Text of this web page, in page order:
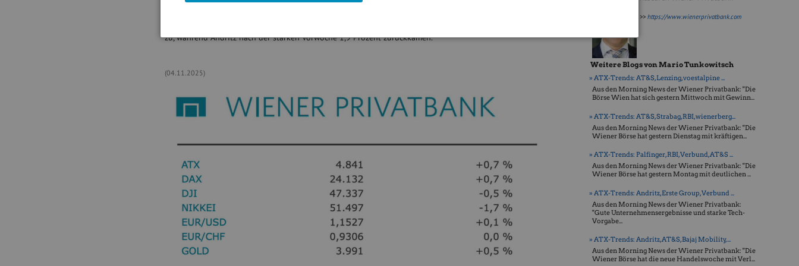
zugelegt. Die Analysten der Barclays hoben als Reaktion ihr Kursziel leicht an und bekräftigten ihre "Equal
zu, während Andritz nach der starken Vorwoche 1,9 Prozent zurückkamen."
(04.11.2025)
>>https://www.wienerprivatbank.com
Weitere Blogs von Mario Tunkowitsch
» ATX-Trends: AT&S, Lenzing, voestalpine ...
Aus den Morning News der Wiener Privatbank: "Die
Börse Wien hat sich gestern Mittwoch mit Gewinn...
» ATX-Trends: AT&S, Strabag, RBI, wienerberg...
Aus den Morning News der Wiener Privatbank: "Die
Wiener Börse hat gestern Dienstag mit kräftigen...
» ATX-Trends: Palfinger, RBI, Verbund, AT&S ...
Aus den Morning News der Wiener Privatbank: "Die
Wiener Börse hat gestern Montag mit deutlichen ...
» ATX-Trends: Andritz, Erste Group, Verbund ...
Aus den Morning News der Wiener Privatbank:
"Gute Unternehmensergebnisse und starke Tech-
Vorgabe...
» ATX-Trends: Andritz, AT&S, Bajaj Mobility,...
Aus den Morning News der Wiener Privatbank: "Die
Wiener Börse hat die neue Handelswoche mit Verl...